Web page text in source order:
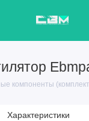
компоненты
Характеристики